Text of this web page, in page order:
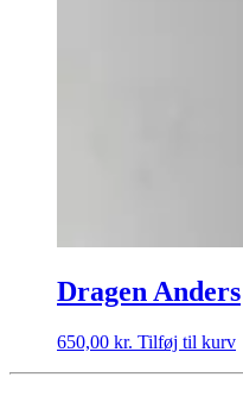
Dragen Anders
650,00 kr. Tilføj til kurv